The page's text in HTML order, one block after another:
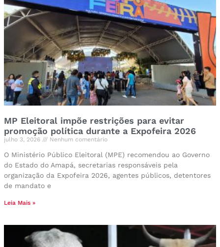
MP Eleitoral impõe restrições para evitar
promoção política durante a Expofeira 2026
julho 3, 2026 Nenhum comentário
O Ministério Público Eleitoral (MPE) recomendou ao Governo
do Estado do Amapá, secretarias responsáveis pela
organização da Expofeira 2026, agentes públicos, detentores
de mandato e
Leia Mais »